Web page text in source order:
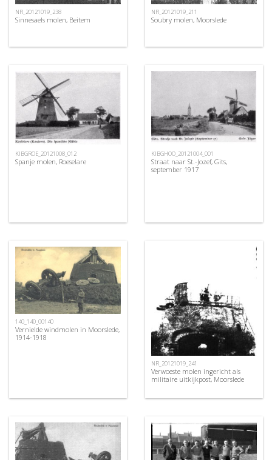
NR_20121019_238
Sinnesaels molen, Beitem
NR_20121019_211
Soubry molen, Moorslede
KIBGROE_20121008_012
Spanje molen, Roeselare
KIBGHOO_20121004_001
Straat naar St.-Jozef, Gits,
september 1917
140_140_00140
Vernielde windmolen in Moorslede,
1914-1918
NR_20121019_241
Verwoeste molen ingericht als
militaire uitkijkpost, Moorslede